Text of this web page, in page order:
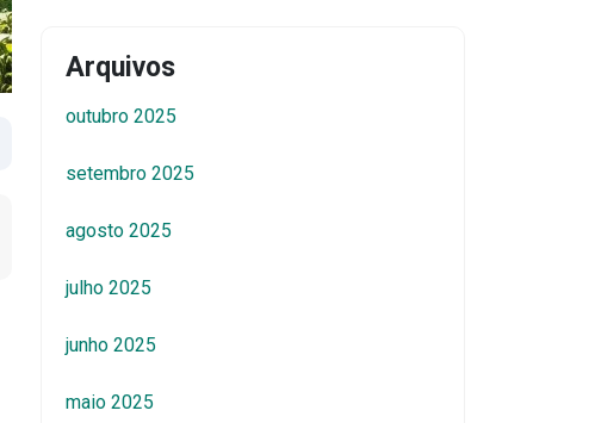
Arquivos
outubro 2025
setembro 2025
agosto 2025
julho 2025
junho 2025
maio 2025